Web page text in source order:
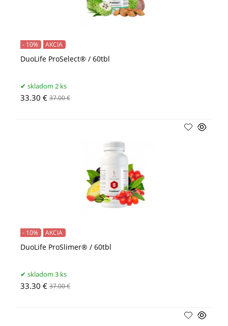
DuoLife ProSelect® / 60tbl
- 10% AKCIA
skladom 2 ks
33.30 € 37.00 €
DuoLife ProSlimer® / 60tbl
- 10% AKCIA
skladom 3 ks
33.30 € 37.00 €